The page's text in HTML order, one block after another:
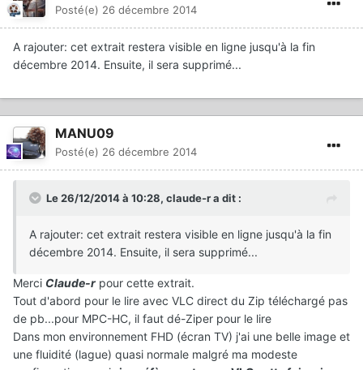
Posté(e) 26 décembre 2014
A rajouter: cet extrait restera visible en ligne jusqu'à la fin
décembre 2014. Ensuite, il sera supprimé...
MANU09
Posté(e) 26 décembre 2014
Le 26/12/2014 à 10:28, claude-r a dit :
A rajouter: cet extrait restera visible en ligne jusqu'à la fin
décembre 2014. Ensuite, il sera supprimé...
Merci Claude-r pour cette extrait.
Tout d'abord pour le lire avec VLC direct du Zip téléchargé pas
de pb...pour MPC-HC, il faut dé-Ziper pour le lire
Dans mon environnement FHD (écran TV) j'ai une belle image et
une fluidité (lague) quasi normale malgré ma modeste